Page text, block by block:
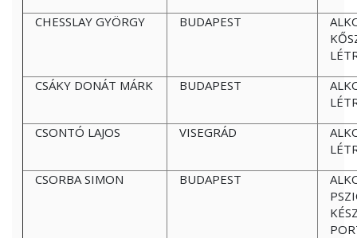
CHESSLAY GYÖRGY
BUDAPEST
CSÁKY DONÁT MÁRK
BUDAPEST
CSONTÓ LAJOS
VISEGRÁD
CSORBA SIMON
BUDAPEST